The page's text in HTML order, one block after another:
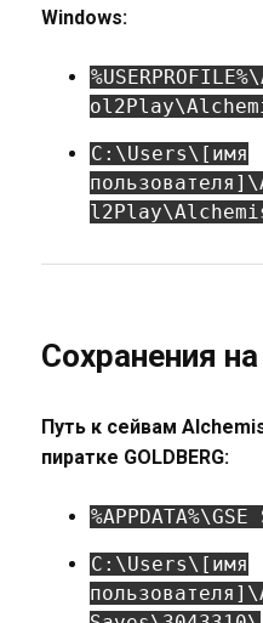
Windows:
C:\Users\[имя
Сохранения
Путь к сейвам
пиратке GOLDBERG:
C:\Users\[имя